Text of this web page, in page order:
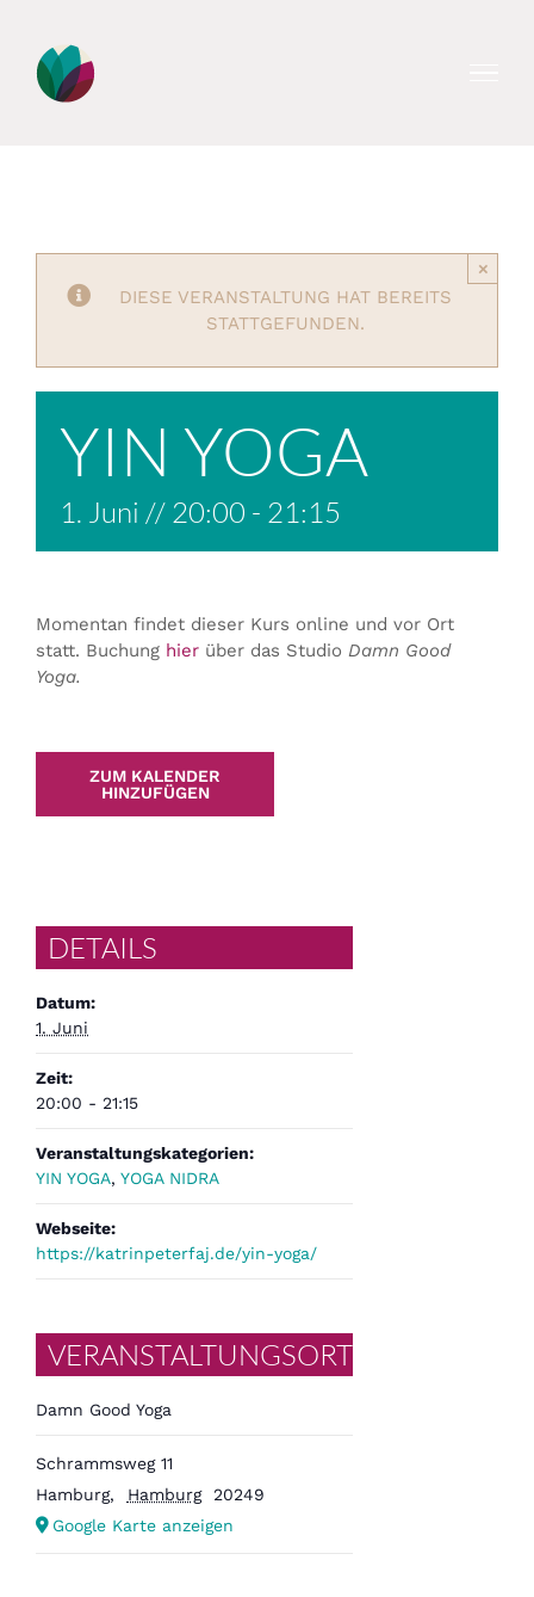
springen
DIESE VERANSTALTUNG HAT BEREITS
STATTGEFUNDEN.
×
YIN YOGA
1. Juni // 20:00 - 21:15
Momentan findet dieser Kurs online und vor Ort
statt. Buchung hierüber das Studio Damn Good
Yoga.
ZUM KALENDER
HINZUFÜGEN
DETAILS
Datum:
1. Juni
Zeit:
20:00 - 21:15
Veranstaltungskategorien:
YIN YOGA, YOGA NIDRA
Webseite:
https://katrinpeterfaj.de/yin-yoga/
VERANSTALTUNGSORT
Damn Good Yoga
Schrammsweg 11
Hamburg, Hamburg
20249
Google Karte anzeigen